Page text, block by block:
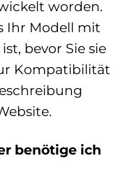
worden.
Ihr Modell mit
bevor Sie sie
Kompatibilität
benötige ich